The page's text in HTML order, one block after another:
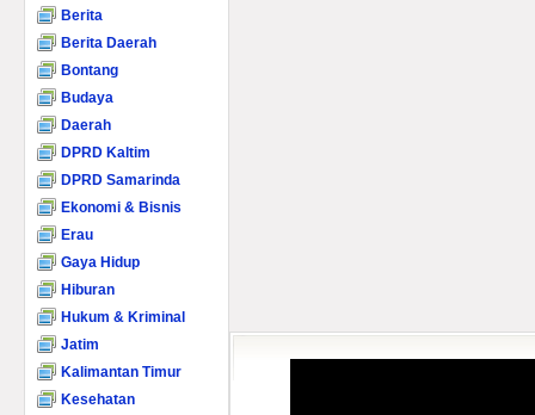
Berita
Berita Daerah
Bontang
Budaya
Daerah
DPRD Kaltim
DPRD Samarinda
Ekonomi & Bisnis
Erau
Gaya Hidup
Hiburan
Hukum & Kriminal
Jatim
Kalimantan Timur
Kesehatan